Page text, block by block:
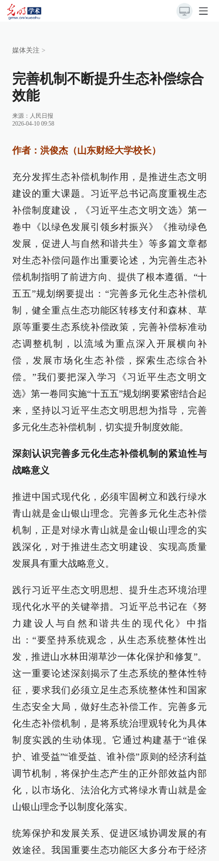
媒体关注 >
完善机制不断提升生态补偿综合
效能
来源： 人民日报
2026-04-10 09:58
作者：洪俊杰（山东财经大学校长）
充分发挥生态补偿机制作用，是推进生态文明
建设的重大课题。习近平总书记高度重视生态
补偿制度建设，《习近平生态文明文选》第一
卷中《以绿色发展引领乡村振兴》《推动绿色
发展，促进人与自然和谐共生》等多篇文章都
对生态补偿问题作出重要论述，为完善生态补
偿机制指明了前进方向、提供了根本遵循。“十
五五”规划纲要提出：“完善多元化生态补偿机
制，健全重点生态功能区转移支付和森林、草
原等重要生态系统补偿政策，完善补偿标准动
态调整机制，以流域为重点深入开展横向补
偿，发展市场化生态补偿，探索生态综合补
偿。”我们要把深入学习《习近平生态文明文
选》第一卷同实施“十五五”规划纲要紧密结合起
来，坚持以习近平生态文明思想为指导，完善
多元化生态补偿机制，切实提升制度效能。
深刻认识完善多元化生态补偿机制的紧迫性与
战略意义
推进中国式现代化，必须牢固树立和践行绿水
青山就是金山银山理念。完善多元化生态补偿
机制，正是对绿水青山就是金山银山理念的实
践深化，对于推进生态文明建设、实现高质量
发展具有重大战略意义。
践行习近平生态文明思想、提升生态环境治理
现代化水平的关键举措。习近平总书记在《努
力建设人与自然和谐共生的现代化》中指
出：“要坚持系统观念，从生态系统整体性出
发，推进山水林田湖草沙一体化保护和修复”。
这一重要论述深刻揭示了生态系统的整体性特
征，要求我们必须立足生态系统整体性和国家
生态安全大局，做好生态补偿工作。完善多元
化生态补偿机制，是将系统治理观转化为具体
制度实践的生动体现。它通过构建基于“谁保
护、谁受益”“谁受益、谁补偿”原则的经济利益
调节机制，将保护生态产生的正外部效益内部
化，以市场化、法治化方式将绿水青山就是金
山银山理念予以制度化落实。
统筹保护和发展关系、促进区域协调发展的有
效途径。我国重要生态功能区大多分布于经济